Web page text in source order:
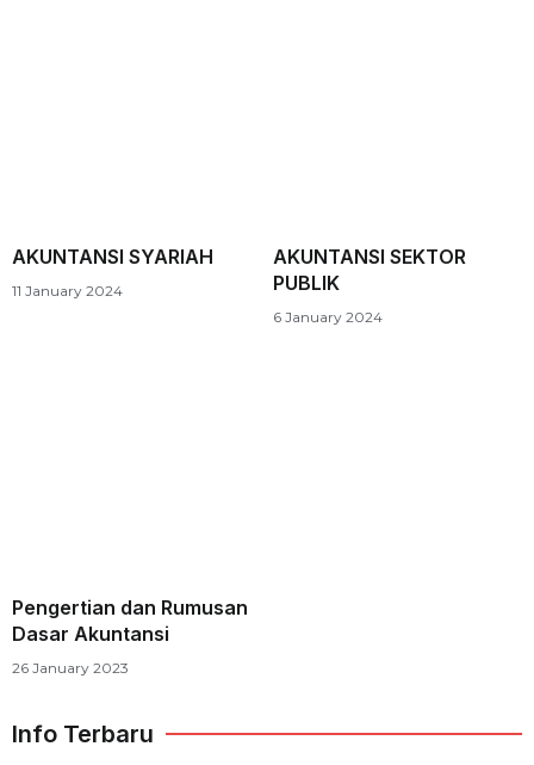
AKUNTANSI SYARIAH
11 January 2024
AKUNTANSI SEKTOR
PUBLIK
6 January 2024
Pengertian dan Rumusan
Dasar Akuntansi
26 January 2023
Info Terbaru